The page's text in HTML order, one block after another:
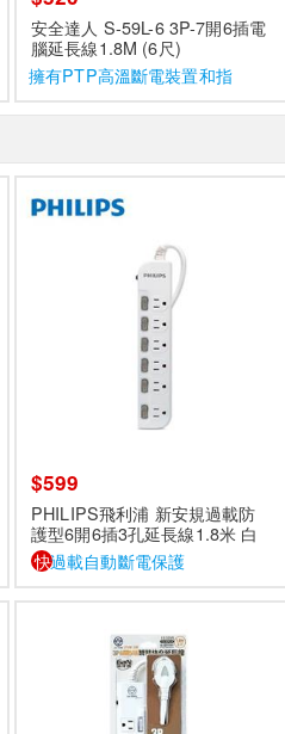
安全達人 S-59L-6 3P-7開6插電
腦延長線1.8M (6尺)
擁有PTP高溫斷電裝置和指
示燈
$599
PHILIPS飛利浦 新安規過載防
護型6開6插3孔延長線1.8米 白
色 CHP3460WA
快過載自動斷電保護